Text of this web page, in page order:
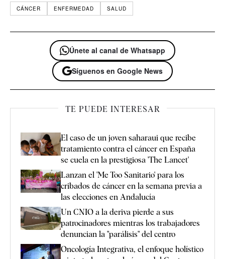
CÁNCER ENFERMEDAD SALUD
Únete al canal de Whatsapp
Síguenos en Google News
TE PUEDE INTERESAR
El caso de un joven saharaui que recibe
tratamiento contra el cáncer en España
se cuela en la prestigiosa 'The Lancet'
Lanzan el 'Me Too Sanitario' para los
cribados de cáncer en la semana previa a
las elecciones en Andalucía
Un CNIO a la deriva pierde a sus
patrocinadores mientras los trabajadores
denuncian la "parálisis" del centro
Oncología Integrativa, el enfoque holístico